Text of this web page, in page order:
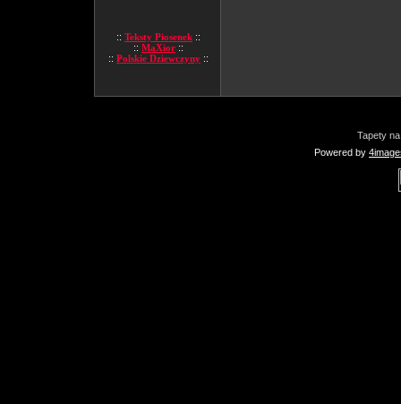
:: Teksty Piosenek ::
:: MaXior ::
:: Polskie Dziewczyny ::
Tapety
Powered by